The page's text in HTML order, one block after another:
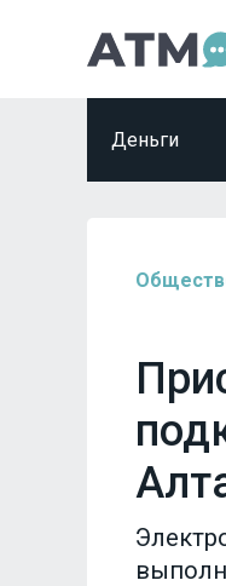
Деньги